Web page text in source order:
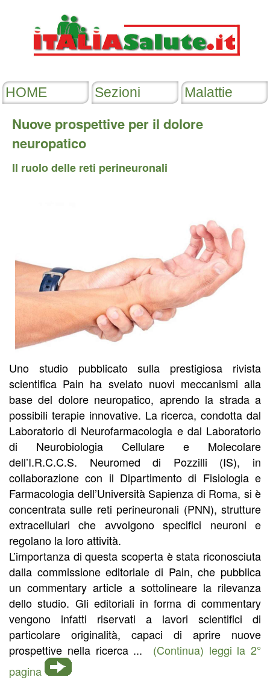
Nuove prospettive per il dolore
neuropatico
Il ruolo delle reti perineuronali
Uno studio pubblicato sulla prestigiosa rivista
scientifica Pain ha svelato nuovi meccanismi alla
base del dolore neuropatico, aprendo la strada a
possibili terapie innovative. La ricerca, condotta dal
Laboratorio di Neurofarmacologia e dal Laboratorio
di Neurobiologia Cellulare e Molecolare
dell’I.R.C.C.S. Neuromed di Pozzilli (IS), in
collaborazione con il Dipartimento di Fisiologia e
Farmacologia dell’Università Sapienza di Roma, si è
concentrata sulle reti perineuronali (PNN), strutture
extracellulari che avvolgono specifici neuroni e
regolano la loro attività.
L’importanza di questa scoperta è stata riconosciuta
dalla commissione editoriale di Pain, che pubblica
un commentary article a sottolineare la rilevanza
dello studio. Gli editoriali in forma di commentary
vengono infatti riservati a lavori scientifici di
particolare originalità, capaci di aprire nuove
prospettive nella ricerca ... (Continua) leggi la 2°
pagina